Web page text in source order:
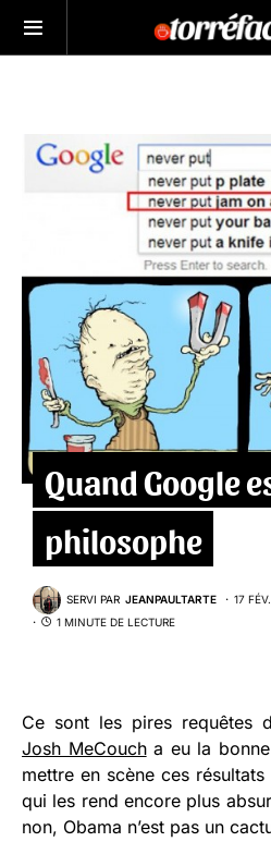
Quand Google
philosophe
SERVI PAR JEANPAULTARTE 17
1 MINUTE DE LECTURE
Ce sont les pires requêtes
Josh MeCoucha eu la
mettre en scène ces
qui les rend encore plus
non, Obama n’est pas un